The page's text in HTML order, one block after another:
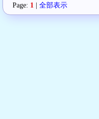
Page: 1 | 全部表示